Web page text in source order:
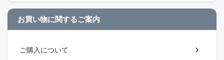
お買い物に関するご案内
ご購入について